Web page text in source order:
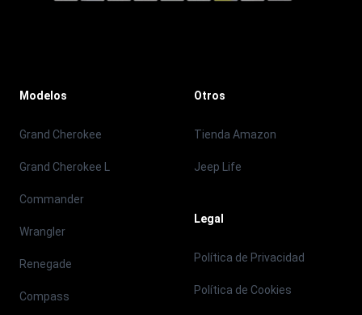
Modelos
Grand Cherokee
Grand Cherokee L
Commander
Wrangler
Renegade
Compass
Otros
Tienda Amazon
Jeep Life
Legal
Política de Privacidad
Política de Cookies